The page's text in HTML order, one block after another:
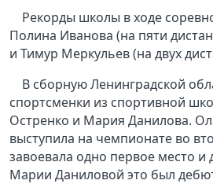
Рекорды школы в ходе
Полина Иванова (на пяти
и Тимур Меркульев (на двух
В сборную Ленинградской
спортсменки из спортивной
Остренко и Мария Данилова.
выступила на чемпионате во
завоевала одно первое место и
Марии Даниловой это был